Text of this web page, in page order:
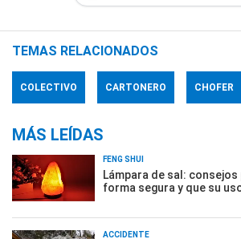
TEMAS RELACIONADOS
COLECTIVO CARTONERO CHOFER
MÁS LEÍDAS
FENG SHUI
Lámpara de sal:
forma segura y que su
ACCIDENTE